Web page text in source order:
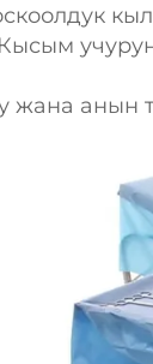
Кысым
жана анын